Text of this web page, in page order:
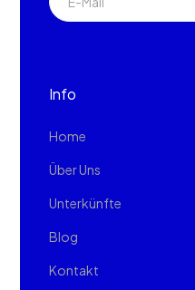
Info
Home
Über Uns
Unterkünfte
Blog
Kontakt